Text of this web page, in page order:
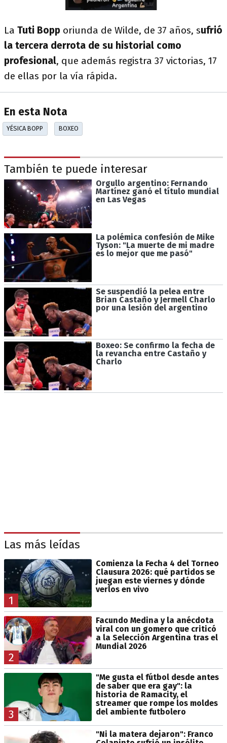
La Tuti Bopp oriunda de Wilde, de 37 años, sufrió
la tercera derrota de su historial como
profesional, que además registra 37 victorias, 17
de ellas por la vía rápida.
En esta Nota
YÉSICA BOPP BOXEO
También te puede interesar
Orgullo argentino: Fernando
Martínez ganó el título mundial
en Las Vegas
La polémica confesión de Mike
Tyson: "La muerte de mi madre
es lo mejor que me pasó"
Se suspendió la pelea entre
Brian Castaño y Jermell Charlo
por una lesión del argentino
Boxeo: Se confirmo la fecha de
la revancha entre Castaño y
Charlo
Las más leídas
1
Comienza la Fecha 4 del Torneo
Clausura 2026: qué partidos se
juegan este viernes y dónde
verlos en vivo
2
Facundo Medina y la anécdota
viral con un gomero que criticó
a la Selección Argentina tras el
Mundial 2026
3
"Me gusta el fútbol desde antes
de saber que era gay": la
historia de Ramacity, el
streamer que rompe los moldes
del ambiente futbolero
"Ni la matera dejaron": Franco